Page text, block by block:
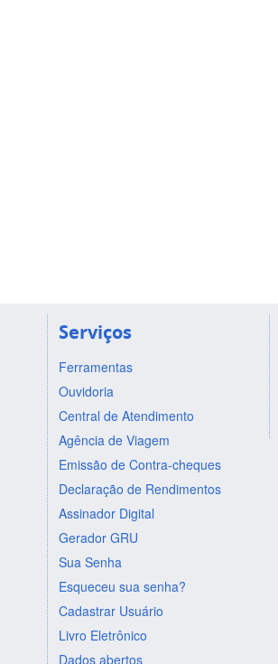
Serviços
Ferramentas
Ouvidoria
Central de Atendimento
Agência de Viagem
Emissão de Contra-cheques
Declaração de Rendimentos
Assinador Digital
Gerador GRU
Sua Senha
Esqueceu sua senha?
Cadastrar Usuário
Livro Eletrônico
Dados abertos